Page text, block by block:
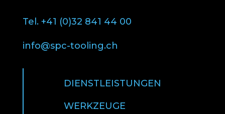
Tel. +41 (0)32 841 44 00
info@spc-tooling.ch
DIENSTLEISTUNGEN
WERKZEUGE